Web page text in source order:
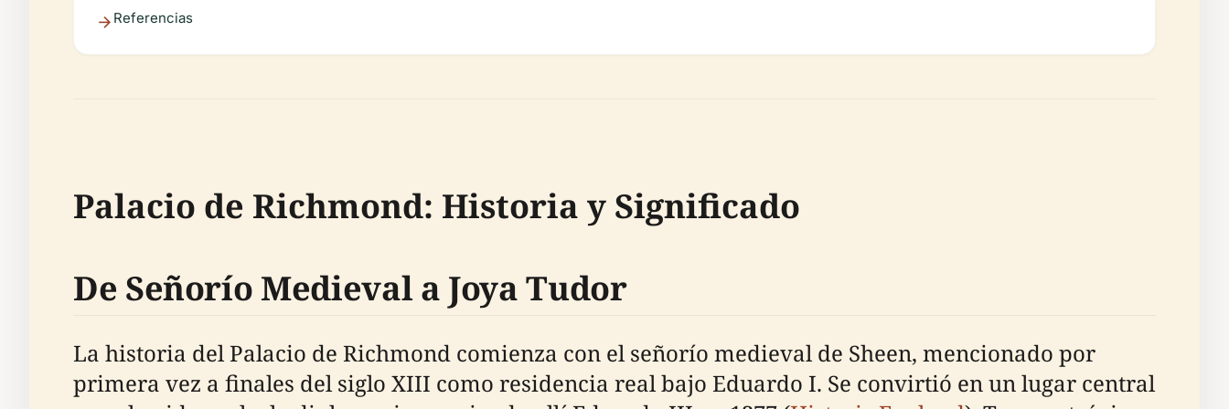
Referencias
Palacio de Richmond: Historia y Significado
De Señorío Medieval a Joya Tudor
La historia del Palacio de Richmond comienza con el señorío medieval de Sheen, mencionado por
primera vez a finales del siglo XIII como residencia real bajo Eduardo I. Se convirtió en un lugar central